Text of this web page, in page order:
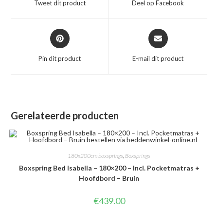
nieuw
Tweet dit product
nieuw
Deel op Facebook
Opent
in
nieuw
Pin dit product
Opent
in
nieuw
E-mail dit product
Gerelateerde producten
180x200cm boxsprings, Boxsprings
Boxspring Bed Isabella – 180×200 – Incl. Pocketmatras +
Hoofdbord – Bruin
€439.00